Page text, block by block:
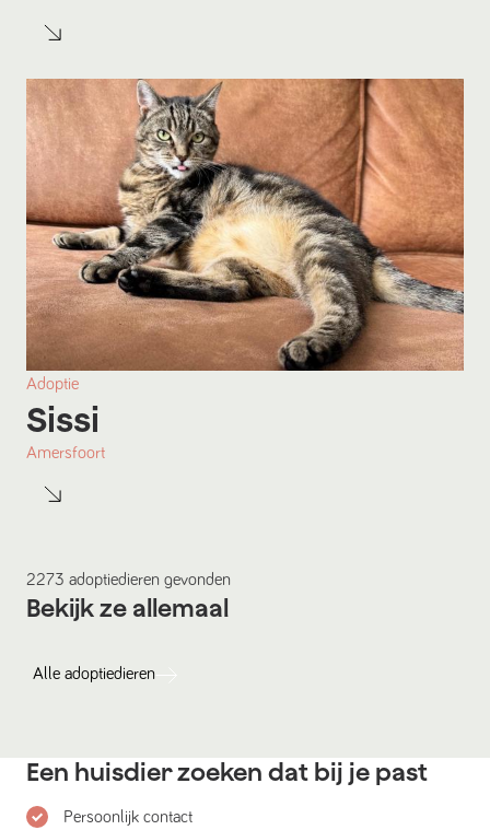
Adoptie
Sissi
Amersfoort
2273 adoptiedieren gevonden
Bekijk ze allemaal
Alle adoptiedieren
Een huisdier zoeken dat bij je past
Persoonlijk contact